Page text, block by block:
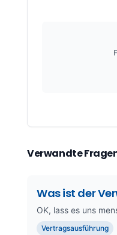
Verwandte
Was ist der
OK, lass es uns
Vertragsausführung